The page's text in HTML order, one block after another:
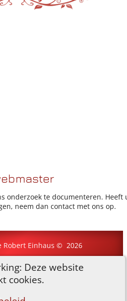
Deze website
cookies.
onderzoek te documenteren. Heeft
neem dan contact met ons op.
Robert Einhaus © 2026
standaard site
Next Generation of Genealogy Sitebuilding